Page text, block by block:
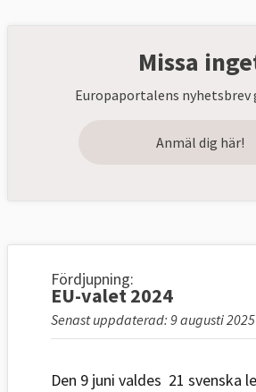
Missa
Europaportalens nyhetsbrev
Anmäl dig här!
Fördjupning:
EU-valet 2024
Senast uppdaterad: 9 augusti 2025
Den 9 juni valdes 21 svenska